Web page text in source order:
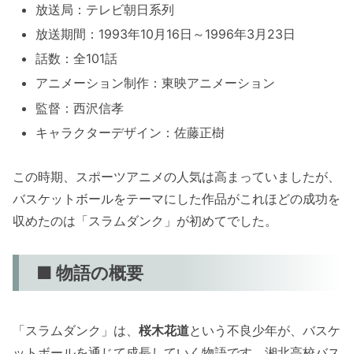
放送局：テレビ朝日系列
放送期間：1993年10月16日～1996年3月23日
話数：全101話
アニメーション制作：東映アニメーション
監督：西沢信孝
キャラクターデザイン：佐藤正樹
この時期、スポーツアニメの人気は高まっていましたが、
バスケットボールをテーマにした作品がこれほどの成功を
収めたのは「スラムダンク」が初めてでした。
■ 物語の概要
「スラムダンク」は、 桜木花道という不良少年が、バスケ